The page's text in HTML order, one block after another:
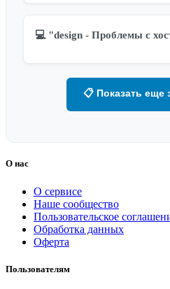
💻 "design - Проблемы с
📋 Показать еще
О нас
О сервисе
Наше сообщество
Пользовательское
Обработка данных
Оферта
Пользователям